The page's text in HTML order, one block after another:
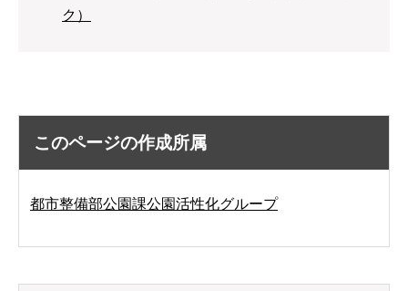
ク）
このページの作成所属
都市整備部公園課公園活性化グループ